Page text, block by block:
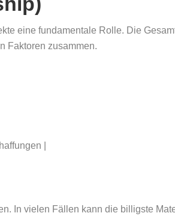
eine fundamentale Rolle. Die
Faktoren zusammen.
|
In vielen Fällen kann die billigste